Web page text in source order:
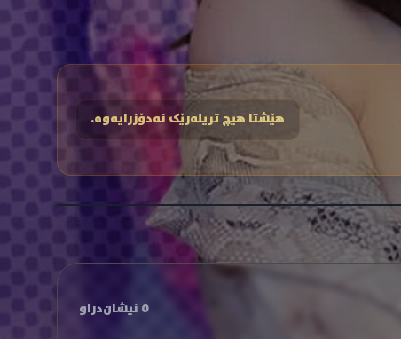
هێشتا هیچ تریلەرێک نەدۆزرایەوە.
0 نیشان‌دراو